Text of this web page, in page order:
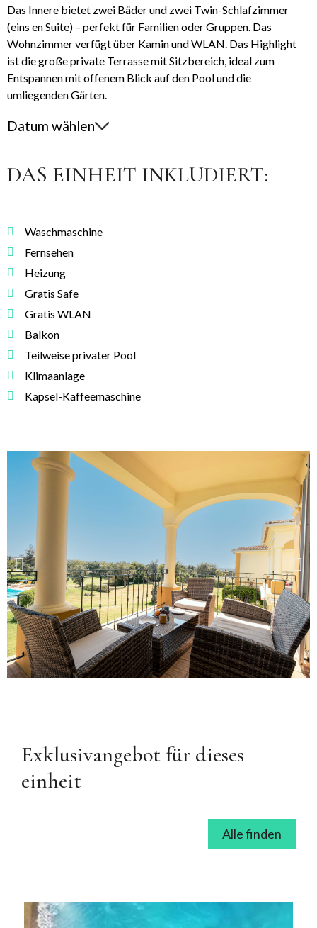
Das Innere bietet zwei Bäder und zwei Twin-Schlafzimmer
(eins en Suite) – perfekt für Familien oder Gruppen. Das
Wohnzimmer verfügt über Kamin und WLAN. Das Highlight
ist die große private Terrasse mit Sitzbereich, ideal zum
Entspannen mit offenem Blick auf den Pool und die
umliegenden Gärten.
Datum wählen
DAS EINHEIT INKLUDIERT:
Waschmaschine
Fernsehen
Heizung
Gratis Safe
Gratis WLAN
Balkon
Teilweise privater Pool
Klimaanlage
Kapsel-Kaffeemaschine
Exklusivangebot für dieses
einheit
Alle finden